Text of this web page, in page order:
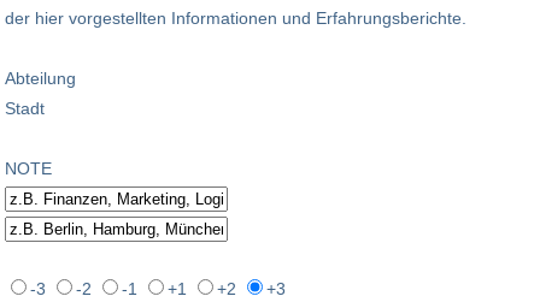
der hier vorgestellten Informationen und Erfahrungsberichte.
Abteilung
Stadt
NOTE
-3 -2 -1 +1 +2
+3